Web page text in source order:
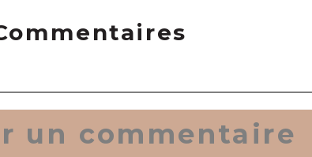
un commentaire